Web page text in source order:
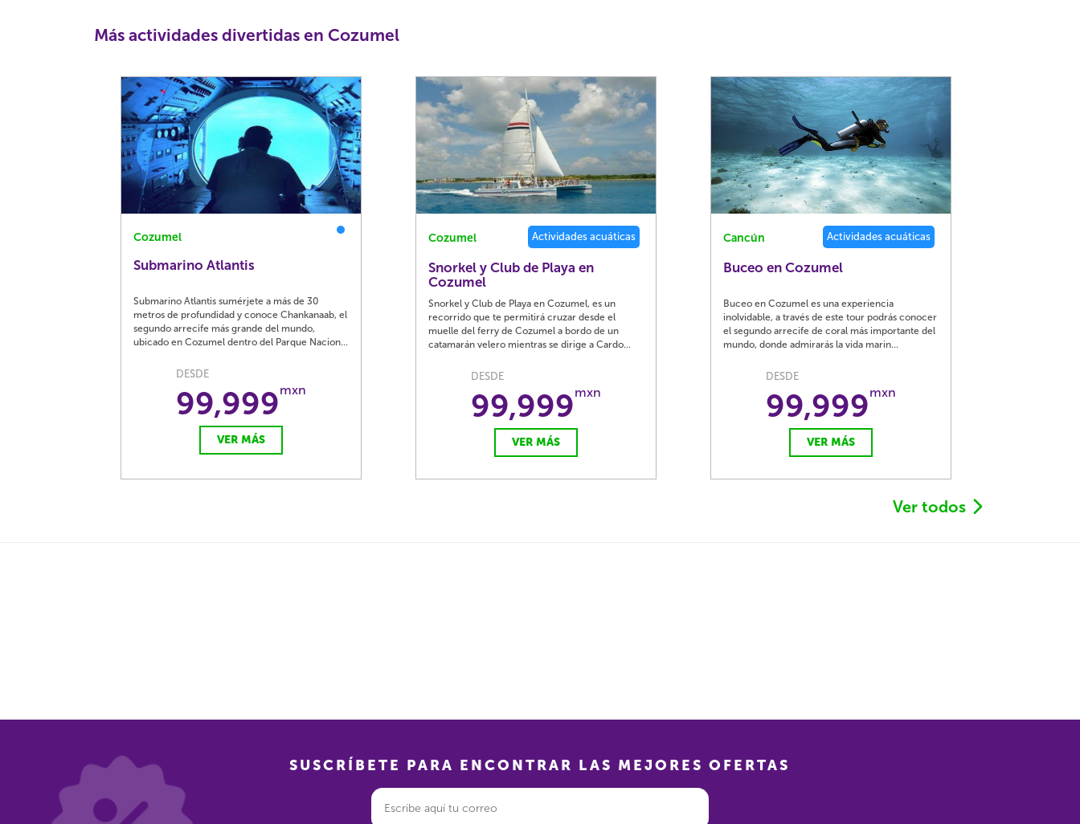
Más actividades divertidas en Cozumel
Cozumel
Submarino Atlantis
Submarino Atlantis sumérjete a más de 30
metros de profundidad y conoce Chankanaab, el
segundo arrecife más grande del mundo,
ubicado en Cozumel dentro del Parque Nacion...
DESDE
99,999mxn
VER MÁS
Cozumel Actividades acuáticas
Snorkel y Club de Playa en
Cozumel
Snorkel y Club de Playa en Cozumel, es un
recorrido que te permitirá cruzar desde el
muelle del ferry de Cozumel a bordo de un
catamarán velero mientras se dirige a Cardo...
DESDE
99,999mxn
VER MÁS
Cancún Actividades acuáticas
Buceo en Cozumel
Buceo en Cozumel es una experiencia
inolvidable, a través de este tour podrás conocer
el segundo arrecife de coral más importante del
mundo, donde admirarás la vida marin...
DESDE
99,999mxn
VER MÁS
Ver todos
SUSCRÍBETE PARA ENCONTRAR LAS MEJORES OFERTAS